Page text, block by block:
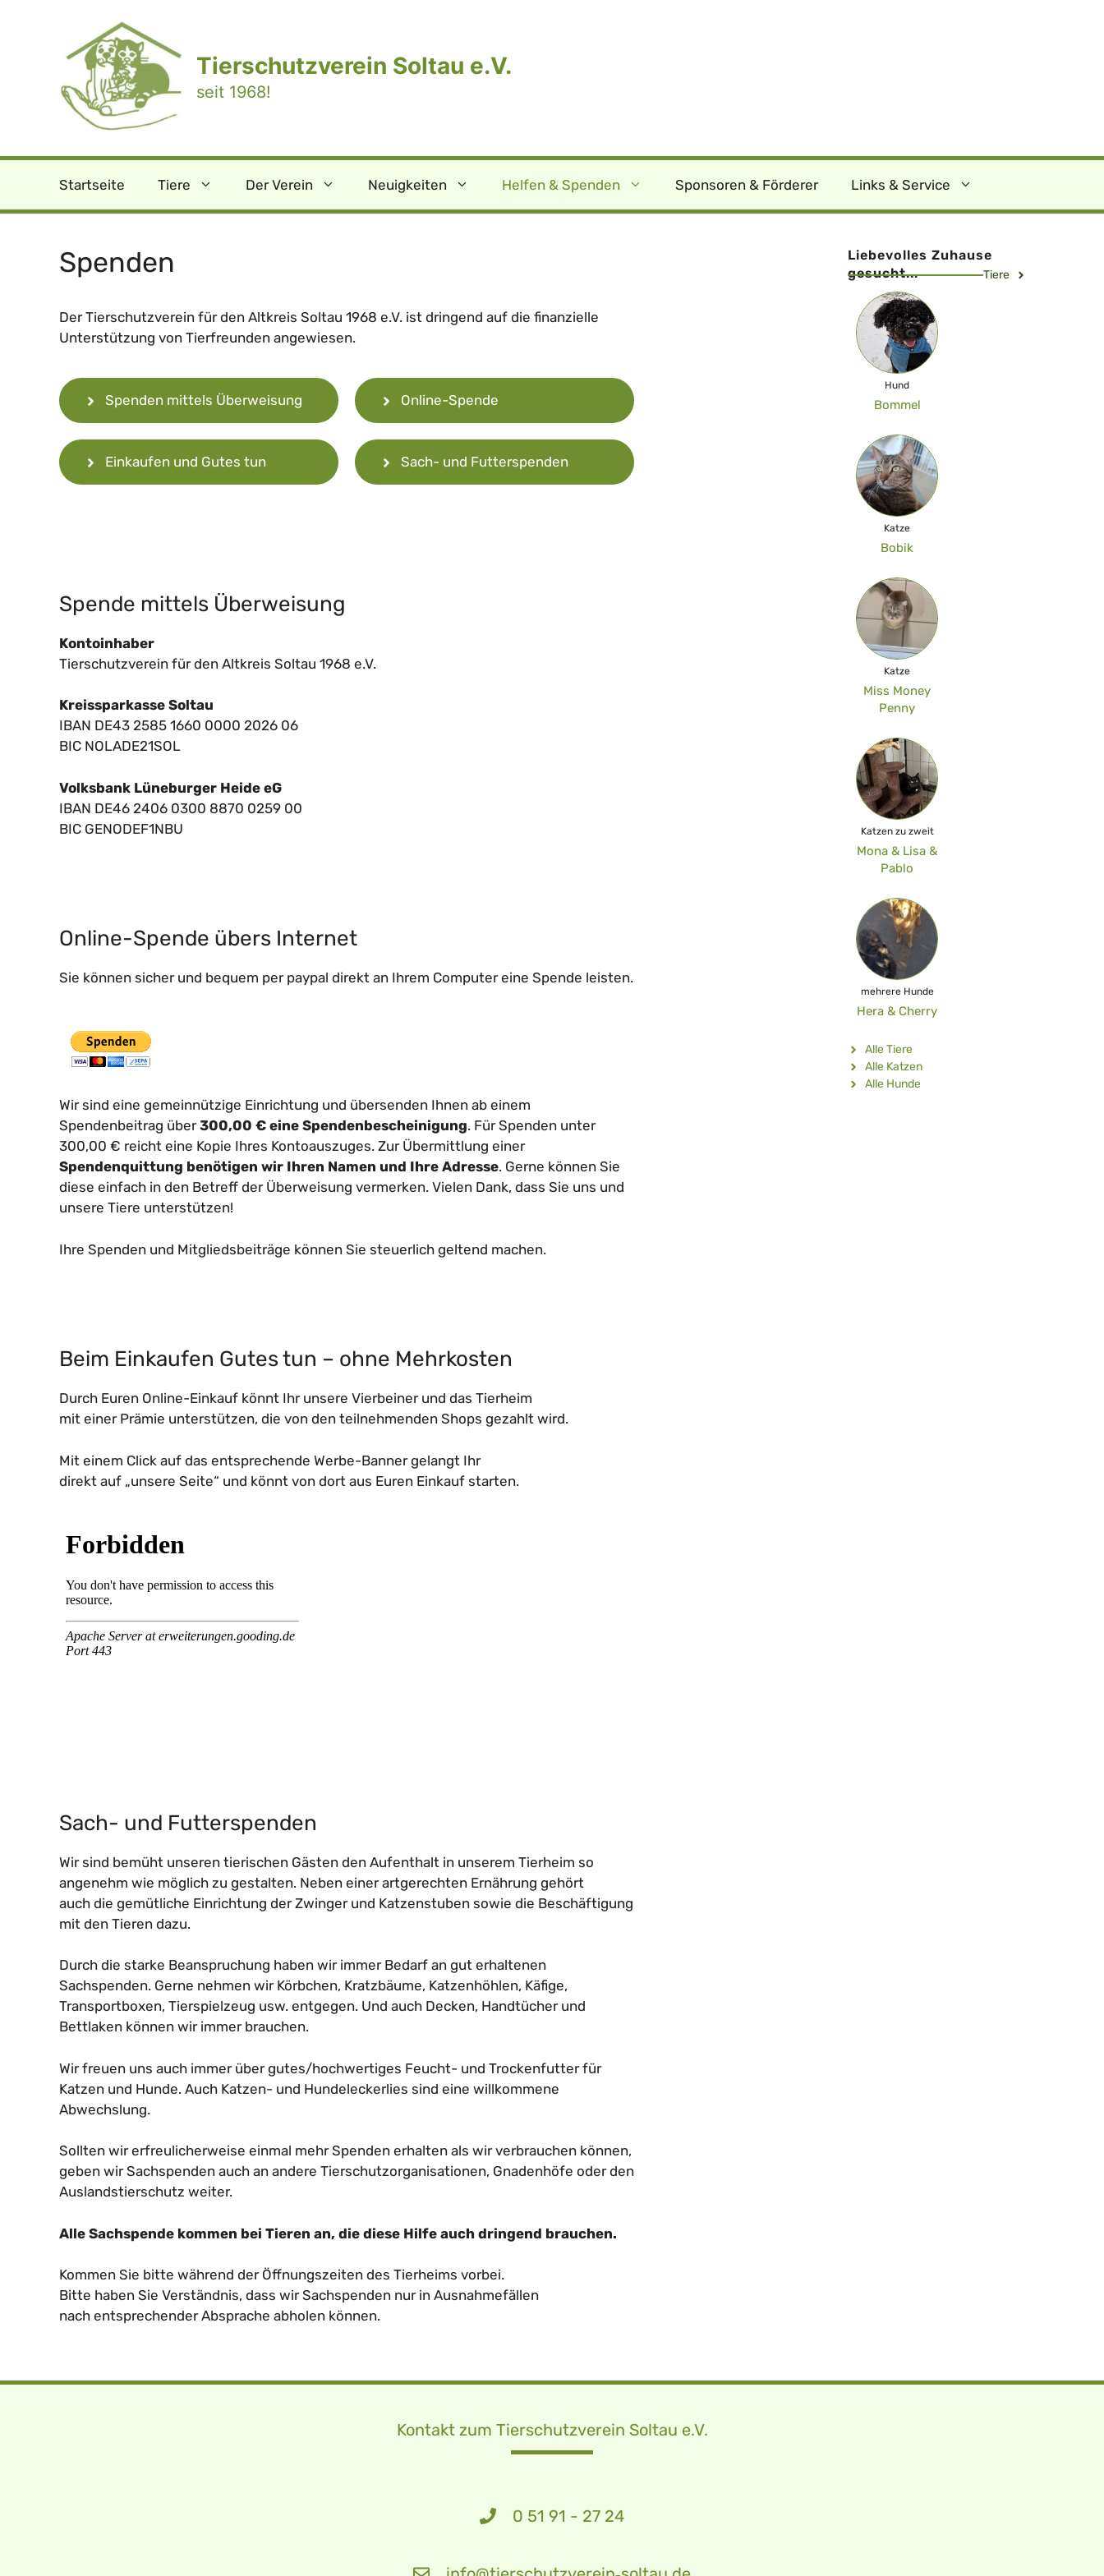
Tierschutzverein Soltau e.V.
seit 1968!
Startseite Tiere Der Verein Neuigkeiten Helfen & Spenden Sponsoren & Förderer Links & Service
Spenden
Der Tierschutzverein für den Altkreis Soltau 1968 e.V. ist dringend auf die finanzielle
Unterstützung von Tierfreunden angewiesen.
Spenden mittels Überweisung Online-Spende
Einkaufen und Gutes tun Sach- und Futterspenden
Spende mittels Überweisung
Kontoinhaber
Tierschutzverein für den Altkreis Soltau 1968 e.V.
Kreissparkasse Soltau
IBAN DE43 2585 1660 0000 2026 06
BIC NOLADE21SOL
Volksbank Lüneburger Heide eG
IBAN DE46 2406 0300 8870 0259 00
BIC GENODEF1NBU
Online-Spende übers Internet
Sie können sicher und bequem per paypal direkt an Ihrem Computer eine Spende leisten.
Wir sind eine gemeinnützige Einrichtung und übersenden Ihnen ab einem
Spendenbeitrag über300,00 € eine Spendenbescheinigung. Für Spenden unter
300,00 € reicht eine Kopie Ihres Kontoauszuges. Zur Übermittlung einer
Spendenquittung benötigen wir Ihren Namen und Ihre Adresse. Gerne können Sie
diese einfach in den Betreff der Überweisung vermerken. Vielen Dank, dass Sie uns und
unsere Tiere unterstützen!
Ihre Spenden und Mitgliedsbeiträge können Sie steuerlich geltend machen.
Beim Einkaufen Gutes tun – ohne Mehrkosten
Durch Euren Online-Einkauf könnt Ihr unsere Vierbeiner und das Tierheim
mit einer Prämie unterstützen, die von den teilnehmenden Shops gezahlt wird.
Mit einem Click auf das entsprechende Werbe-Banner gelangt Ihr
direkt auf „unsere Seite“ und könnt von dort aus Euren Einkauf starten.
Sach- und Futterspenden
Wir sind bemüht unseren tierischen Gästen den Aufenthalt in unserem Tierheim so
angenehm wie möglich zu gestalten. Neben einer artgerechten Ernährung gehört
auch die gemütliche Einrichtung der Zwinger und Katzenstuben sowie die Beschäftigung
mit den Tieren dazu.
Durch die starke Beanspruchung haben wir immer Bedarf an gut erhaltenen
Sachspenden. Gerne nehmen wir Körbchen, Kratzbäume, Katzenhöhlen, Käfige,
Transportboxen, Tierspielzeug usw. entgegen. Und auch Decken, Handtücher und
Bettlaken können wir immer brauchen.
Wir freuen uns auch immer über gutes/hochwertiges Feucht- und Trockenfutter für
Katzen und Hunde. Auch Katzen- und Hundeleckerlies sind eine willkommene
Abwechslung.
Sollten wir erfreulicherweise einmal mehr Spenden erhalten als wir verbrauchen können,
geben wir Sachspenden auch an andere Tierschutzorganisationen, Gnadenhöfe oder den
Auslandstierschutz weiter.
Alle Sachspende kommen bei Tieren an, die diese Hilfe auch dringend brauchen.
Kommen Sie bitte während der Öffnungszeiten des Tierheims vorbei.
Bitte haben Sie Verständnis, dass wir Sachspenden nur in Ausnahmefällen
nach entsprechender Absprache abholen können.
Liebevolles Zuhause
gesucht...
Tiere
Hund
Bommel
Katze
Bobik
Katze
Miss Money
Penny
Katzen zu zweit
Mona & Lisa &
Pablo
mehrere Hunde
Hera & Cherry
Alle Tiere
Alle Katzen
Alle Hunde
Kontakt zum Tierschutzverein Soltau e.V.
0 51 91 - 27 24